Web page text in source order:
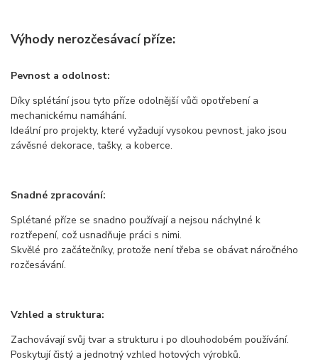
Výhody nerozčesávací příze:
Pevnost a odolnost:
Díky splétání jsou tyto příze odolnější vůči opotřebení a
mechanickému namáhání.
Ideální pro projekty, které vyžadují vysokou pevnost, jako jsou
závěsné dekorace, tašky, a koberce.
Snadné zpracování:
Splétané příze se snadno používají a nejsou náchylné k
roztřepení, což usnadňuje práci s nimi.
Skvělé pro začátečníky, protože není třeba se obávat náročného
rozčesávání.
Vzhled a struktura:
Zachovávají svůj tvar a strukturu i po dlouhodobém používání.
Poskytují čistý a jednotný vzhled hotových výrobků.